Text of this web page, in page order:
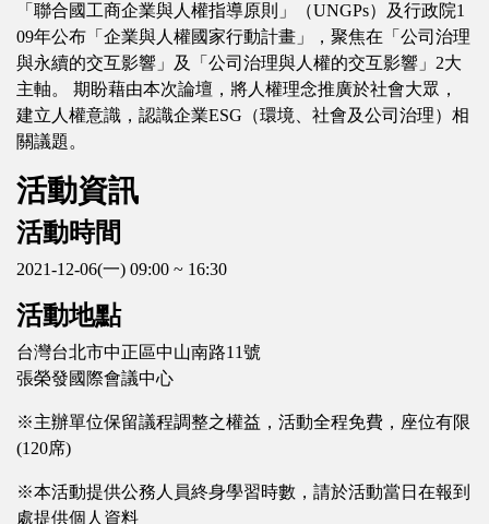
「聯合國工商企業與人權指導原則」（UNGPs）及行政院1
09年公布「企業與人權國家行動計畫」，聚焦在「公司治理
與永續的交互影響」及「公司治理與人權的交互影響」2大
主軸。 期盼藉由本次論壇，將人權理念推廣於社會大眾，
建立人權意識，認識企業ESG（環境、社會及公司治理）相
關議題。
活動資訊
活動時間
2021-12-06(一) 09:00 ~ 16:30
活動地點
台灣台北市中正區中山南路11號
張榮發國際會議中心
※主辦單位保留議程調整之權益，活動全程免費，座位有限
(120席)
※本活動提供公務人員終身學習時數，請於活動當日在報到
處提供個人資料